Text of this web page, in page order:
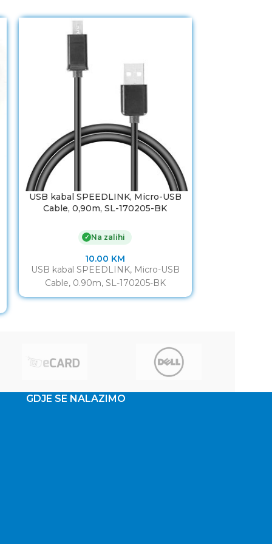
USB kabal SPEEDLINK, Micro-USB
Cable, 0,90m, SL-170205-BK
✓ Na zalihi
10.00 KM
USB kabal SPEEDLINK, Micro-USB
Cable, 0.90m, SL-170205-BK
GDJE SE NALAZIMO